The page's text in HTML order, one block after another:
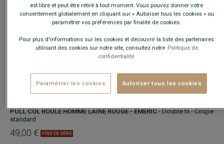
TAILLE Guide des tailles
+
AJOUTER AU PANIER
PULL COL ROULÉ HOMME LAINE ROUGE - EMERIC - Double fil - Coupe
standard
49,00 € FINS DE SÉRIE
est libre et peut être retiré à tout moment. Vous pouvez donner votre
consentement globalement en cliquant sur « Autoriser tous les cookies » ou
paramétrer vos préférences par finalité de cookies.
Pour plus d'informations sur les cookies et découvrir la liste des partenaires
utilisant des cookies sur notre site, consultez notre Politique de
confidentialité.
Paramétrer les cookies Autoriser tous les cookies